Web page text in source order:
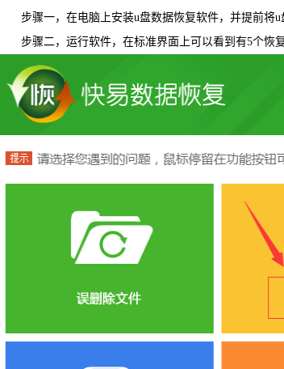
步骤一，在电脑上安装u盘数据恢复软件，并提前将u
步骤二，运行软件，在标准界面上可以看到有5个恢复